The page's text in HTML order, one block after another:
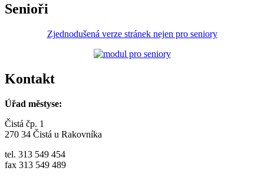
Senioři
Zjednodušená verze stránek nejen pro seniory
Kontakt
Úřad městyse:
Čistá čp. 1
270 34 Čistá u Rakovníka
tel. 313 549 454
fax 313 549 489